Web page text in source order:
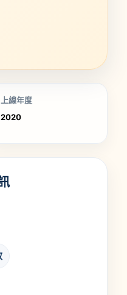
上線年度
2020